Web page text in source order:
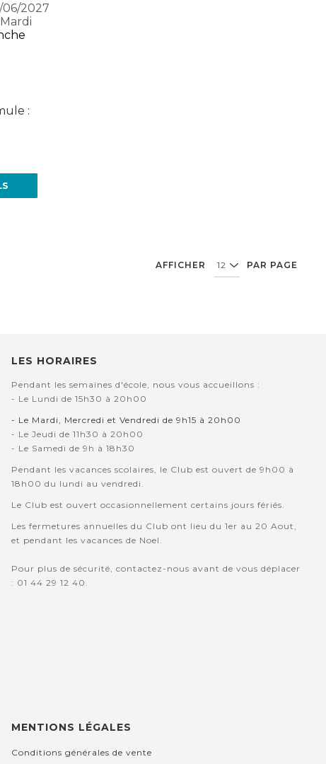
06/2027
:
AFFICHER PAR PAGE
LES HORAIRES
Pendant les semaines d'école, nous vous accueillons :
- Le Lundi de 15h30 à 20h00
- Le Mardi, Mercredi et Vendredi de 9h15 à 20h00
- Le Jeudi de 11h30 à 20h00
- Le Samedi de 9h à 18h30
Pendant les vacances scolaires, le Club est ouvert de 9h00 à
18h00 du lundi au vendredi.
Le Club est ouvert occasionnellement certains jours fériés.
Les fermetures annuelles du Club ont lieu du 1er au 20 Aout,
et pendant les vacances de Noel.
Pour plus de sécurité, contactez-nous avant de vous déplacer
: 01 44 29 12 40.
MENTIONS LÉGALES
Conditions générales de vente